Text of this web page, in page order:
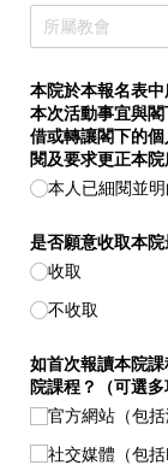
本院於本報名表
本次活動事宜與
借或轉讓閣下的
閱及要求更正本院
本人已細閱並
是否願意收取本
收取
不收取
如首次報讀本院
院課程？（可選多
官方網站（包
社交媒體（包